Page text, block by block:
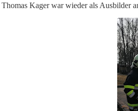
Kager war wieder als Ausbilder